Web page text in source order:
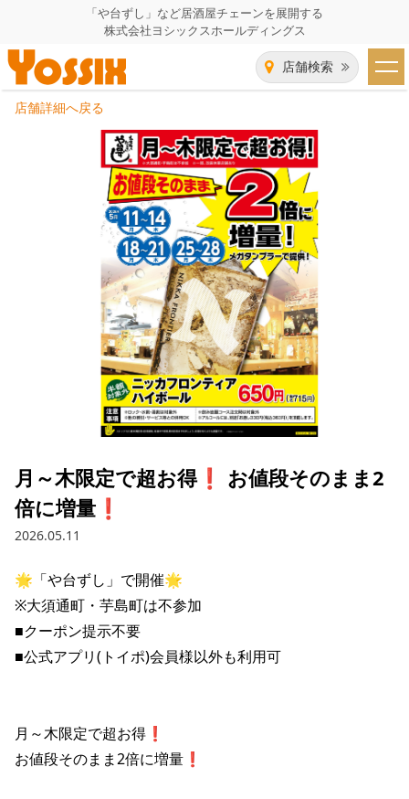
「や台ずし」など居酒屋チェーンを展開する
株式会社ヨシックスホールディングス
店舗検索
HOME
企業情報
企業情報トップ
代表者あいさつ
グループ会社
会社概要
経営陣
組織図
所在地
飲食事業紹介
飲食事業紹介トップ
や台ずし
これや
焼とりてっぱん
ひとくち餃子の頂
せんと
や台や
華花
IR（株主・投資家）情報
IR情報トップ
会長メッセージ
コーポレートガバナンス
財務情報
業績推移
財政状況
株式情報
IRライブラリ
IRライブラリトップ
決算説明資料
有価証券報告書等法定開示資料
IRカレンダー
株主優待
採用情報
採用情報トップ
パート・アルバイト
店舗物件・店舗施工管理業者の募集
お問い合わせ
お問い合わせトップ
ご意見・アンケート（ご来店の方）
このサイトについて
プライバシーポリシー
リンク集
店舗詳細へ戻る
月～木限定で超お得❗️ お値段そのまま2
倍に増量❗️
2026.05.11
🌟「や台ずし」で開催🌟
※大須通町・芋島町は不参加
■クーポン提示不要
■公式アプリ(トイポ)会員様以外も利用可
月～木限定で超お得❗️
お値段そのまま2倍に増量❗️